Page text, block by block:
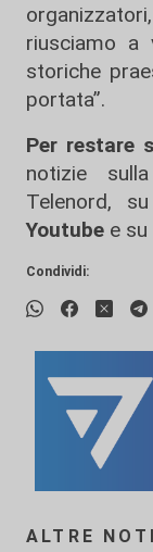
riusciamo a
storiche
portata”.
Per restare
notizie
Telenord, su
Youtube e su
Condividi:
ALTRE